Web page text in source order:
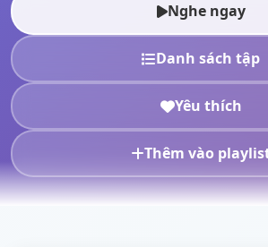
Nghe ngay
Danh sách tập
Yêu thích
Thêm vào